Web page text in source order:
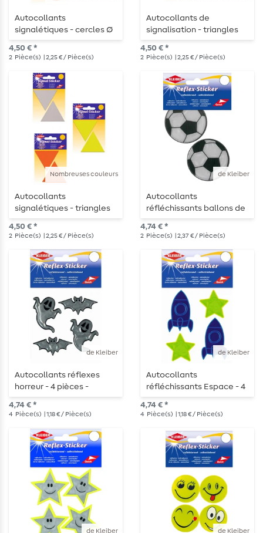
Autocollants
signalétiques - cercles Ø
4 cm - autocollants
4,50 € *
2 Pièce(s) | 2,25 € / Pièce(s)
Autocollants de
signalisation - triangles
4,2 cm x 3,6 cm -
autocollants
4,50 € *
2 Pièce(s) | 2,25 € / Pièce(s)
Nombreuses couleurs
Autocollants
signalétiques - triangles
6,7 cm x 5,8 cm -
autocollants
4,50 € *
2 Pièce(s) | 2,25 € / Pièce(s)
de Kleiber
Autocollants
réfléchissants ballons de
foot - Ø 6,5 cm - 2 pièces
4,74 € *
2 Pièce(s) | 2,37 € / Pièce(s)
de Kleiber
Autocollants réflexes
horreur - 4 pièces -
argenté
4,74 € *
4 Pièce(s) | 1,18 € / Pièce(s)
de Kleiber
Autocollants
réfléchissants Espace - 4
pièces - bleu/jaune
4,74 € *
4 Pièce(s) | 1,18 € / Pièce(s)
de Kleiber de Kleiber